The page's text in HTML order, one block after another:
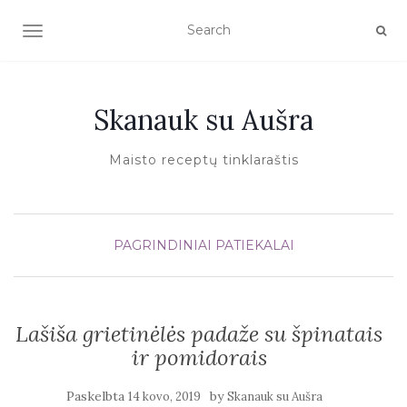
TOGGLE NAVIGATION
Skanauk su Aušra
Maisto receptų tinklaraštis
PAGRINDINIAI PATIEKALAI
Lašiša grietinėlės padaže su špinatais
ir pomidorais
Paskelbta 14 kovo, 2019 bySkanauk su Aušra